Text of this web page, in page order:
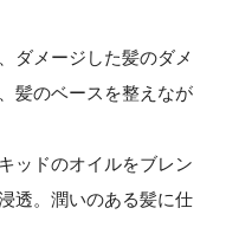
ダメージした髪のダメ
髪のベースを整えなが
ッドのオイルをブレン
透。潤いのある髪に仕